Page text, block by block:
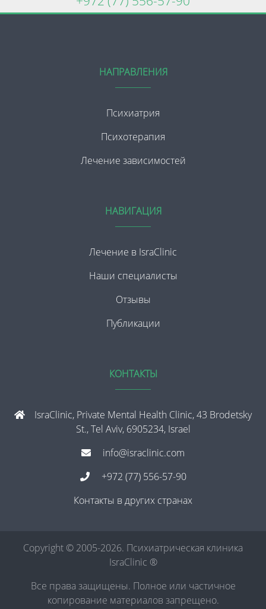
НАПРАВЛЕНИЯ
Психиатрия
Психотерапия
Лечение зависимостей
НАВИГАЦИЯ
Лечение в IsraClinic
Наши специалисты
Отзывы
Публикации
КОНТАКТЫ
IsraClinic, Private Mental Health Clinic, 43 Brodetsky
St., Tel Aviv, 6905234, Israel
info@israclinic.com
+972 (77) 556-57-90
Контакты в других странах
Copyright © 2005-2026. Психиатрическая клиника
IsraClinic ®
Все права защищены. Полное или частичное
копирование материалов запрещено.